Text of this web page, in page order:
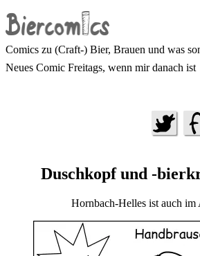
Comics zu (Craft-) Bier, Brauen und was
Neues Comic Freitags, wenn mir danach ist
Duschkopf und -
Hornbach-Helles ist auch im